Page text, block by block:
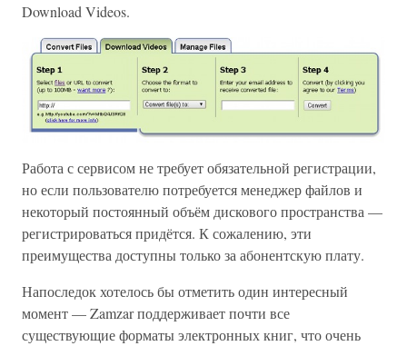
Download Videos.
Работа с сервисом не требует обязательной регистрации,
но если пользователю потребуется менеджер файлов и
некоторый постоянный объём дискового пространства —
регистрироваться придётся. К сожалению, эти
преимущества доступны только за абонентскую плату.
Напоследок хотелось бы отметить один интересный
момент — Zamzar поддерживает почти все
существующие форматы электронных книг, что очень